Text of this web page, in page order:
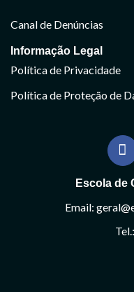
Canal de Denúncias
Informação Legal
Política de Privacidade
Política de Proteção de
Escola de
Email: